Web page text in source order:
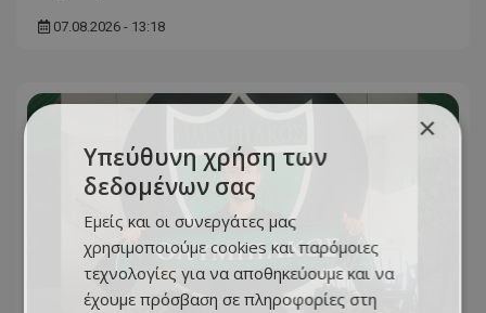
07.08.2026 - 13:18
×
Υπεύθυνη χρήση των
δεδομένων σας
Εμείς και οι συνεργάτες μας
χρησιμοποιούμε cookies και παρόμοιες
τεχνολογίες για να αποθηκεύουμε και να
έχουμε πρόσβαση σε πληροφορίες στη